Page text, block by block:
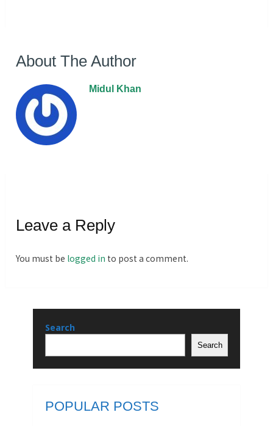
About The Author
Midul Khan
Leave a Reply
You must be logged in to post a comment.
Search
Search
POPULAR POSTS